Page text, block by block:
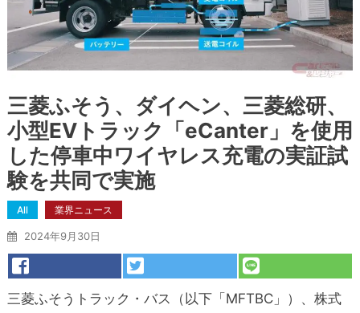
三菱ふそう、ダイヘン、三菱総研、
小型EVトラック「eCanter」を使用
した停車中ワイヤレス充電の実証試
験を共同で実施
All 業界ニュース
2024年9月30日
三菱ふそうトラック・バス（以下「MFTBC」）、株式